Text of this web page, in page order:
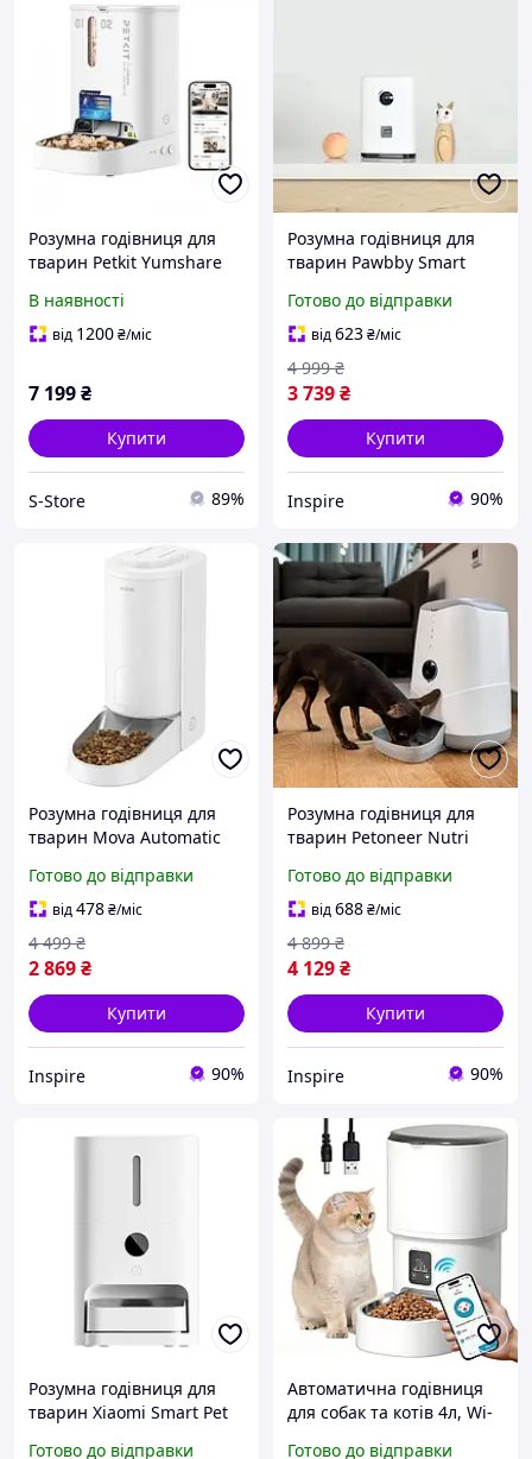
Розумна годівниця для
тварин Petkit Yumshare
(3L) White (P592)
В наявності
від 1200₴/міс
7 199₴
Купити
S-Store 89%
Розумна годівниця для
тварин Pawbby Smart
PSM001EU) White
Готово до відправки
від623₴/міс
3 739₴
4 999 ₴
Купити
Inspire 90%
Розумна годівниця для
тварин Mova Automatic
(PF10A)
Готово до відправки
від478₴/міс
2 869₴
4 499 ₴
Купити
Inspire 90%
Розумна годівниця для
тварин Petoneer Nutri
Готово до відправки
від688₴/міс
4 129₴
4 899 ₴
Купити
Inspire 90%
Розумна годівниця для
тварин Xiaomi Smart Pet
Готово до відправки
Автоматична годівниця
для собак та котів 4л, Wi-
Готово до відправки